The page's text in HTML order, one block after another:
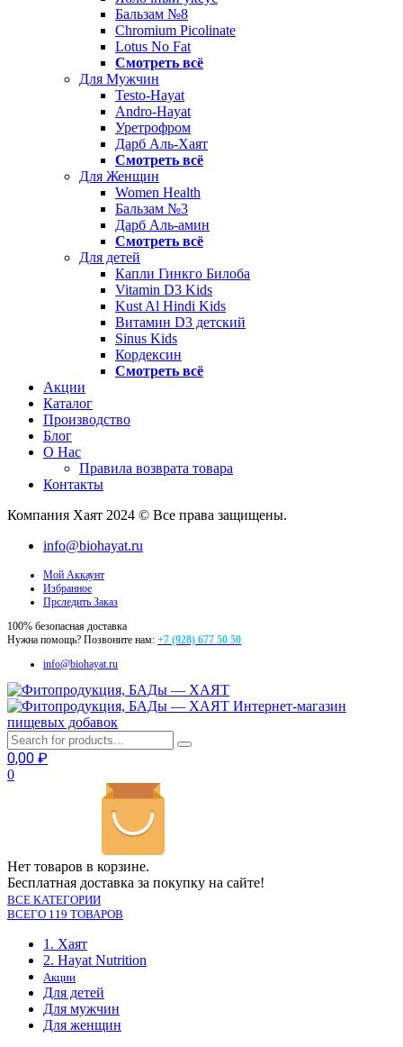
Бальзам №8
Chromium Picolinate
Lotus No Fat
Смотреть всё
Для Мужчин
Testo-Hayat
Andro-Hayat
Уретрофром
Дарб Аль-Хаят
Смотреть всё
Для Женщин
Women Health
Бальзам №3
Дарб Аль-амин
Смотреть всё
Для детей
Капли Гинкго Билоба
Vitamin D3 Kids
Kust Al Hindi Kids
Витамин D3 детский
Sinus Kids
Кордексин
Смотреть всё
Акции
Каталог
Производство
Блог
О Нас
Правила возврата товара
Контакты
Компания Хаят 2024 © Все права защищены.
info@biohayat.ru
Мой Аккаунт
Избранное
Прследить Заказ
100% безопасная доставка
Нужна помощь? Позвоните нам: +7 (928) 677 50 50
info@biohayat.ru
Интернет-магазин
пищевых добавок
0,00 ₽
0
Нет товаров в корзине.
Бесплатная доставка за покупку на сайте!
ВСЕ КАТЕГОРИИ
ВСЕГО 119 ТОВАРОВ
1. Хаят
2. Hayat Nutrition
Акции
Для детей
Для мужчин
Для женщин